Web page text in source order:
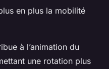
en plus la mobilité
à l’animation du
une rotation plus